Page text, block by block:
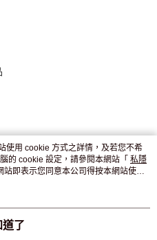
工作天到店，7天內取。逾期後
使用 cookie 方式之詳情，及若您不希
的 cookie 設定，請參閱本網站「 私隱
站即表示您同意本公司得按本網站使用
道了